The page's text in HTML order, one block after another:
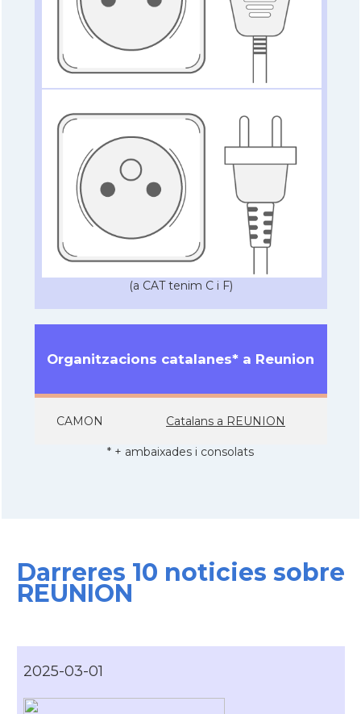
(a CAT tenim C i F)
Organitzacions catalanes* a Reunion
CAMON Catalans a REUNION
* + ambaixades i consolats
Darreres 10 noticies sobre
REUNION
2025-03-01